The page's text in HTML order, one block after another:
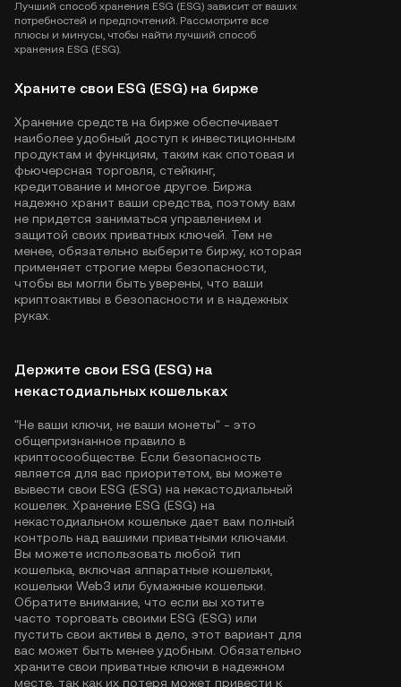
Лучший способ хранения ESG (ESG) зависит от ваших
потребностей и предпочтений. Рассмотрите все
плюсы и минусы, чтобы найти лучший способ
хранения ESG (ESG).
Храните свои ESG (ESG) на бирже
Хранение средств на бирже обеспечивает
наиболее удобный доступ к инвестиционным
продуктам и функциям, таким как спотовая и
фьючерсная торговля, стейкинг,
кредитование и многое другое. Биржа
надежно хранит ваши средства, поэтому вам
не придется заниматься управлением и
защитой своих приватных ключей. Тем не
менее, обязательно выберите биржу, которая
применяет строгие меры безопасности,
чтобы вы могли быть уверены, что ваши
криптоактивы в безопасности и в надежных
руках.
Держите свои ESG (ESG) на
некастодиальных кошельках
"Не ваши ключи, не ваши монеты" - это
общепризнанное правило в
криптосообществе. Если безопасность
является для вас приоритетом, вы можете
вывести свои ESG (ESG) на некастодиальный
кошелек. Хранение ESG (ESG) на
некастодиальном кошельке дает вам полный
контроль над вашими приватными ключами.
Вы можете использовать любой тип
кошелька, включая аппаратные кошельки,
кошельки Web3 или бумажные кошельки.
Обратите внимание, что если вы хотите
часто торговать своими ESG (ESG) или
пустить свои активы в дело, этот вариант для
вас может быть менее удобным. Обязательно
храните свои приватные ключи в надежном
месте, так как их потеря может привести к